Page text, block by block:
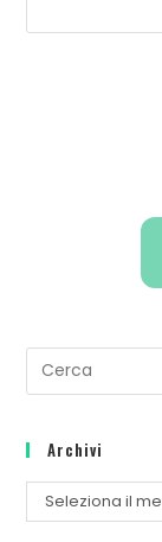
Archivi
Seleziona il